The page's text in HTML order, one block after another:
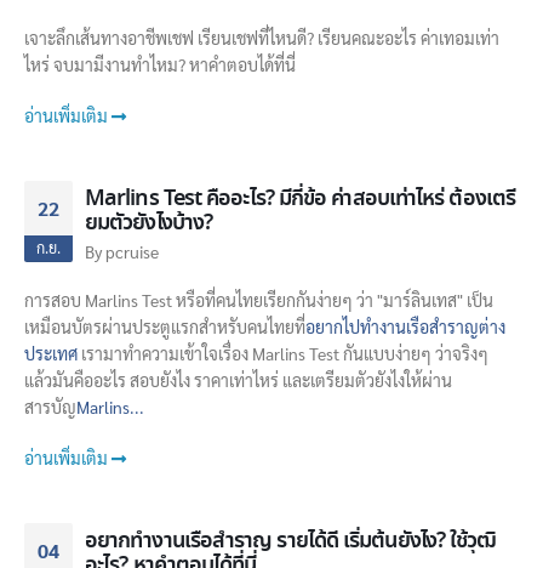
เจาะลึกเส้นทางอาชีพเชฟ เรียนเชฟที่ไหนดี? เรียนคณะอะไร ค่าเทอมเท่า
ไหร่ จบมามีงานทำไหม? หาคำตอบได้ที่นี่
อ่านเพิ่มเติม
22
ก.ย.
Marlins Test คืออะไร? มีกี่ข้อ ค่าสอบเท่าไหร่ ต้องเตรี
ยมตัวยังไงบ้าง?
By pcruise
การสอบ Marlins Test หรือที่คนไทยเรียกกันง่ายๆ ว่า "มาร์ลินเทส" เป็น
เหมือนบัตรผ่านประตูแรกสำหรับคนไทยที่อยากไปทำงานเรือสำราญต่าง
ประเทศ เรามาทำความเข้าใจเรื่อง Marlins Test กันแบบง่ายๆ ว่าจริงๆ
แล้วมันคืออะไร สอบยังไง ราคาเท่าไหร่ และเตรียมตัวยังไงให้ผ่าน
สารบัญMarlins...
อ่านเพิ่มเติม
04 อยากทำงานเรือสำราญ รายได้ดี เริ่มต้นยังไง? ใช้วุฒิ